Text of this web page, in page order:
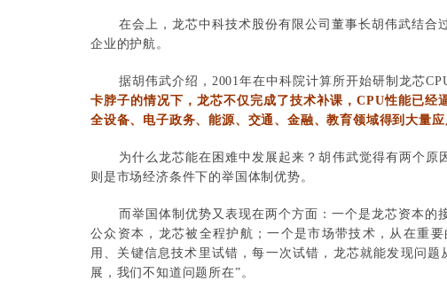
在会上，龙芯中科技术股份有限公司董事长胡伟武结
企业的护航。
据胡伟武介绍，2001年在中科院计算所开始研制龙芯
卡脖子的情况下，龙芯不仅完成了技术补课，CPU性能已
全设备、电子政务、能源、交通、金融、教育领域得到大量应
为什么龙芯能在困难中发展起来？胡伟武觉得有两个原
则是市场经济条件下的举国体制优势。
而举国体制优势又表现在两个方面：一个是龙芯资本的
公众资本，龙芯被全程护航；一个是市场带技术，从在重
用、关键信息技术里试错，每一次试错，龙芯就能发现问
展，我们不知道问题所在”。